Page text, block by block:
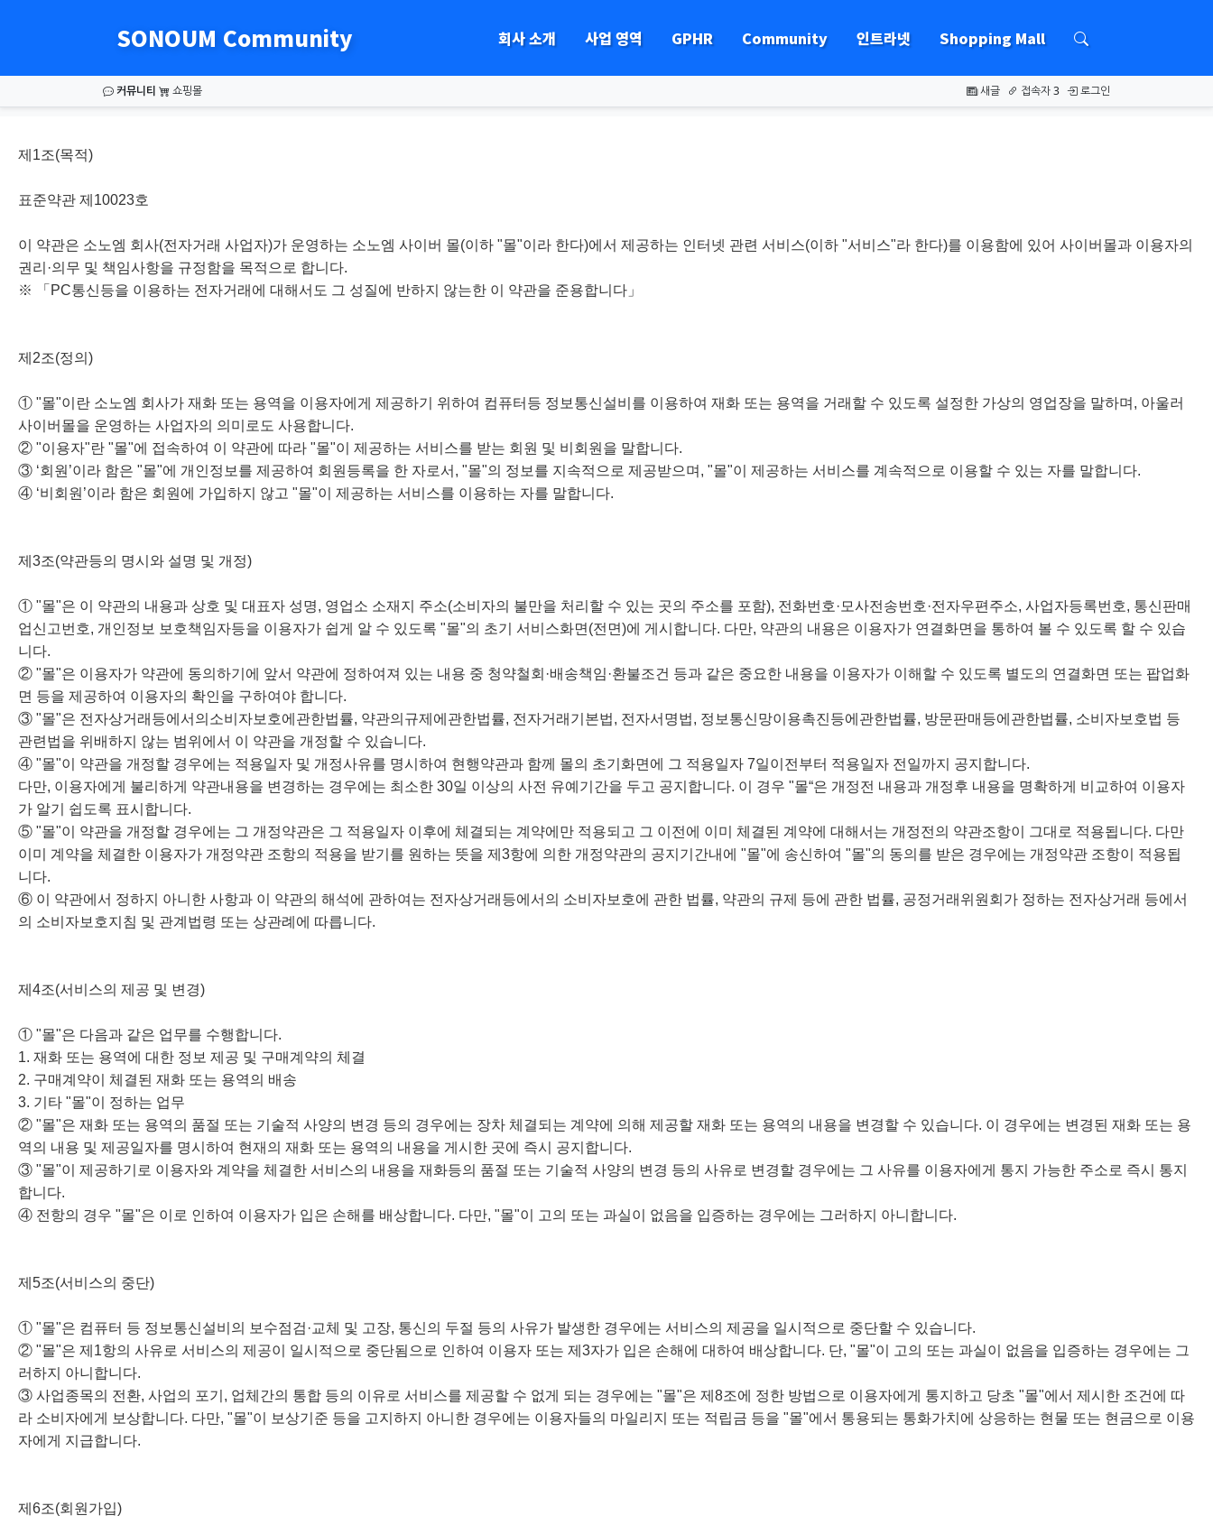
SONOUM Community 회사 소개 사업 영역 GPHR Community 인트라넷 Shopping Mall
커뮤니티 쇼핑몰 새글 접속자 3 로그인
제1조(목적)
표준약관 제10023호
이 약관은 소노엠 회사(전자거래 사업자)가 운영하는 소노엠 사이버 몰(이하 "몰"이라 한다)에서 제공하는 인터넷 관련 서비스(이하 "서비스"라 한다)를 이용함에 있어 사이버몰과 이용자의
권리·의무 및 책임사항을 규정함을 목적으로 합니다.
※ 「PC통신등을 이용하는 전자거래에 대해서도 그 성질에 반하지 않는한 이 약관을 준용합니다」
제2조(정의)
① "몰"이란 소노엠 회사가 재화 또는 용역을 이용자에게 제공하기 위하여 컴퓨터등 정보통신설비를 이용하여 재화 또는 용역을 거래할 수 있도록 설정한 가상의 영업장을 말하며, 아울러
사이버몰을 운영하는 사업자의 의미로도 사용합니다.
② "이용자"란 "몰"에 접속하여 이 약관에 따라 "몰"이 제공하는 서비스를 받는 회원 및 비회원을 말합니다.
③ ‘회원’이라 함은 "몰"에 개인정보를 제공하여 회원등록을 한 자로서, "몰"의 정보를 지속적으로 제공받으며, "몰"이 제공하는 서비스를 계속적으로 이용할 수 있는 자를 말합니다.
④ ‘비회원’이라 함은 회원에 가입하지 않고 "몰"이 제공하는 서비스를 이용하는 자를 말합니다.
제3조(약관등의 명시와 설명 및 개정)
① "몰"은 이 약관의 내용과 상호 및 대표자 성명, 영업소 소재지 주소(소비자의 불만을 처리할 수 있는 곳의 주소를 포함), 전화번호·모사전송번호·전자우편주소, 사업자등록번호, 통신판매
업신고번호, 개인정보 보호책임자등을 이용자가 쉽게 알 수 있도록 "몰"의 초기 서비스화면(전면)에 게시합니다. 다만, 약관의 내용은 이용자가 연결화면을 통하여 볼 수 있도록 할 수 있습
니다.
② "몰"은 이용자가 약관에 동의하기에 앞서 약관에 정하여져 있는 내용 중 청약철회·배송책임·환불조건 등과 같은 중요한 내용을 이용자가 이해할 수 있도록 별도의 연결화면 또는 팝업화
면 등을 제공하여 이용자의 확인을 구하여야 합니다.
③ "몰"은 전자상거래등에서의소비자보호에관한법률, 약관의규제에관한법률, 전자거래기본법, 전자서명법, 정보통신망이용촉진등에관한법률, 방문판매등에관한법률, 소비자보호법 등
관련법을 위배하지 않는 범위에서 이 약관을 개정할 수 있습니다.
④ "몰"이 약관을 개정할 경우에는 적용일자 및 개정사유를 명시하여 현행약관과 함께 몰의 초기화면에 그 적용일자 7일이전부터 적용일자 전일까지 공지합니다.
다만, 이용자에게 불리하게 약관내용을 변경하는 경우에는 최소한 30일 이상의 사전 유예기간을 두고 공지합니다. 이 경우 "몰“은 개정전 내용과 개정후 내용을 명확하게 비교하여 이용자
가 알기 쉽도록 표시합니다.
⑤ "몰"이 약관을 개정할 경우에는 그 개정약관은 그 적용일자 이후에 체결되는 계약에만 적용되고 그 이전에 이미 체결된 계약에 대해서는 개정전의 약관조항이 그대로 적용됩니다. 다만
이미 계약을 체결한 이용자가 개정약관 조항의 적용을 받기를 원하는 뜻을 제3항에 의한 개정약관의 공지기간내에 "몰"에 송신하여 "몰"의 동의를 받은 경우에는 개정약관 조항이 적용됩
니다.
⑥ 이 약관에서 정하지 아니한 사항과 이 약관의 해석에 관하여는 전자상거래등에서의 소비자보호에 관한 법률, 약관의 규제 등에 관한 법률, 공정거래위원회가 정하는 전자상거래 등에서
의 소비자보호지침 및 관계법령 또는 상관례에 따릅니다.
제4조(서비스의 제공 및 변경)
① "몰"은 다음과 같은 업무를 수행합니다.
1. 재화 또는 용역에 대한 정보 제공 및 구매계약의 체결
2. 구매계약이 체결된 재화 또는 용역의 배송
3. 기타 "몰"이 정하는 업무
② "몰"은 재화 또는 용역의 품절 또는 기술적 사양의 변경 등의 경우에는 장차 체결되는 계약에 의해 제공할 재화 또는 용역의 내용을 변경할 수 있습니다. 이 경우에는 변경된 재화 또는 용
역의 내용 및 제공일자를 명시하여 현재의 재화 또는 용역의 내용을 게시한 곳에 즉시 공지합니다.
③ "몰"이 제공하기로 이용자와 계약을 체결한 서비스의 내용을 재화등의 품절 또는 기술적 사양의 변경 등의 사유로 변경할 경우에는 그 사유를 이용자에게 통지 가능한 주소로 즉시 통지
합니다.
④ 전항의 경우 "몰"은 이로 인하여 이용자가 입은 손해를 배상합니다. 다만, "몰"이 고의 또는 과실이 없음을 입증하는 경우에는 그러하지 아니합니다.
제5조(서비스의 중단)
① "몰"은 컴퓨터 등 정보통신설비의 보수점검·교체 및 고장, 통신의 두절 등의 사유가 발생한 경우에는 서비스의 제공을 일시적으로 중단할 수 있습니다.
② "몰"은 제1항의 사유로 서비스의 제공이 일시적으로 중단됨으로 인하여 이용자 또는 제3자가 입은 손해에 대하여 배상합니다. 단, "몰"이 고의 또는 과실이 없음을 입증하는 경우에는 그
러하지 아니합니다.
③ 사업종목의 전환, 사업의 포기, 업체간의 통합 등의 이유로 서비스를 제공할 수 없게 되는 경우에는 "몰"은 제8조에 정한 방법으로 이용자에게 통지하고 당초 "몰"에서 제시한 조건에 따
라 소비자에게 보상합니다. 다만, "몰"이 보상기준 등을 고지하지 아니한 경우에는 이용자들의 마일리지 또는 적립금 등을 "몰"에서 통용되는 통화가치에 상응하는 현물 또는 현금으로 이용
자에게 지급합니다.
제6조(회원가입)